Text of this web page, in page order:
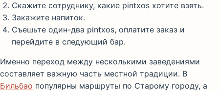
Скажите сотруднику, какие pintxos хотите взять.
Закажите напиток.
Съешьте один-два pintxos, оплатите заказ и
перейдите в следующий бар.
Именно переход между несколькими заведениями
составляет важную часть местной традиции. В
Бильбао популярны маршруты по Старому городу, а